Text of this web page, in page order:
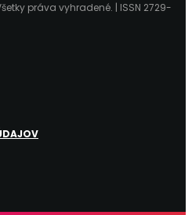
práva vyhradené. | ISSN 2729-